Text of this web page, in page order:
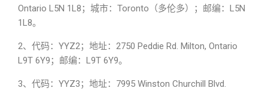
Ontario L5N 1L8；城市：Toronto（多伦多）；邮编：L5N
1L8。
2、代码：YYZ2；地址：2750 Peddie Rd. Milton, Ontario
L9T 6Y9；邮编：L9T 6Y9。
3、代码：YYZ3；地址：7995 Winston Churchill Blvd.